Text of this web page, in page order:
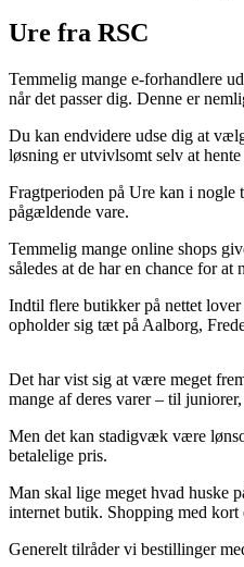
Ure fra RSC
Temmelig mange e-forhandlere
når det passer dig. Denne er
Du kan endvidere udse dig at
løsning er utvivlsomt selv at
Fragtperioden på Ure kan i
pågældende vare.
Temmelig mange online shops
således at de har en chance for
Indtil flere butikker på nettet
opholder sig tæt på Aalborg,
Det har vist sig at være meget
mange af deres varer – til
Men det kan stadigvæk være
betalelige pris.
Man skal lige meget hvad huske
internet butik. Shopping med kort
Generelt tilråder vi bestillinger